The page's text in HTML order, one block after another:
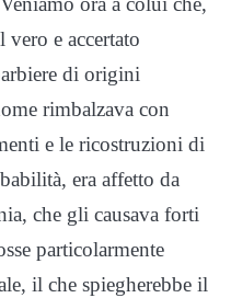
vero e accertato
di origini
rimbalzava con
e le ricostruzioni di
era affetto da
che gli causava forti
particolarmente
il che spiegherebbe il